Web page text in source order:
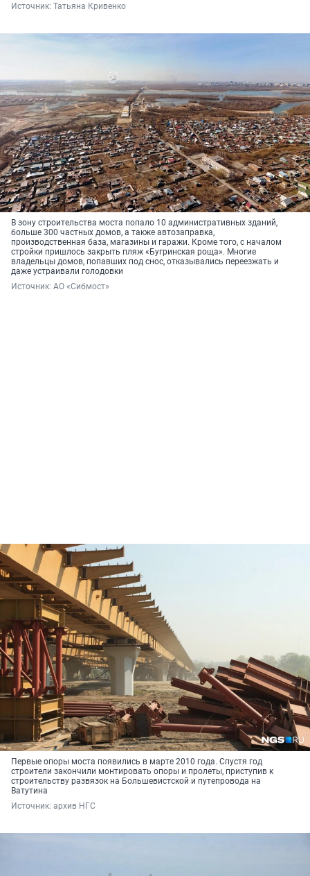
Источник: Татьяна Кривенко
В зону строительства моста попало 10 административных зданий,
больше 300 частных домов, а также автозаправка,
производственная база, магазины и гаражи. Кроме того, с началом
стройки пришлось закрыть пляж «Бугринская роща». Многие
владельцы домов, попавших под снос, отказывались переезжать и
даже устраивали голодовки
Источник: АО «Сибмост»
Первые опоры моста появились в марте 2010 года. Спустя год
строители закончили монтировать опоры и пролеты, приступив к
строительству развязок на Большевистской и путепровода на
Ватутина
Источник: архив НГС